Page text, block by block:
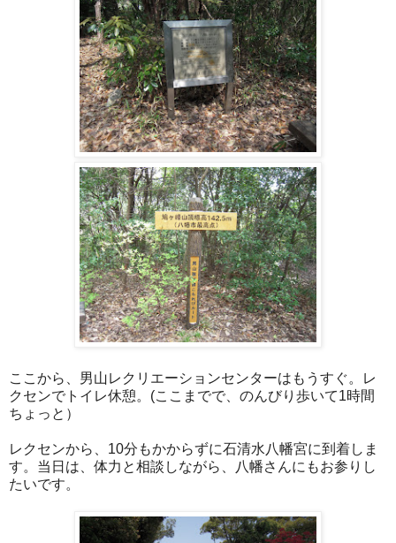
ここから、男山レクリエーションセンターはもうすぐ。レ
クセンでトイレ休憩。(ここまでで、のんびり歩いて1時間
ちょっと）
レクセンから、10分もかからずに石清水八幡宮に到着しま
す。当日は、体力と相談しながら、八幡さんにもお参りし
たいです。